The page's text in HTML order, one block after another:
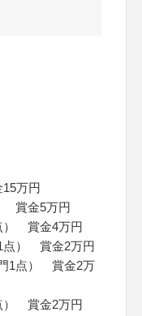
万円
賞金5万円
） 賞金4万円
点） 賞金2万円
1点） 賞金2万
） 賞金2万円